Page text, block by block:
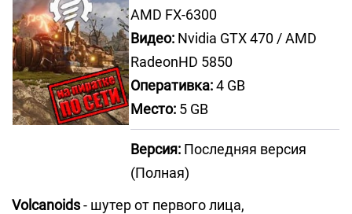
AMD FX-6300
Видео: Nvidia GTX 470 / AMD
RadeonHD 5850
Оперативка:4 GB
Место: 5 GB
Версия: Последняя версия
(Полная)
Volcanoids- шутер от первого лица,